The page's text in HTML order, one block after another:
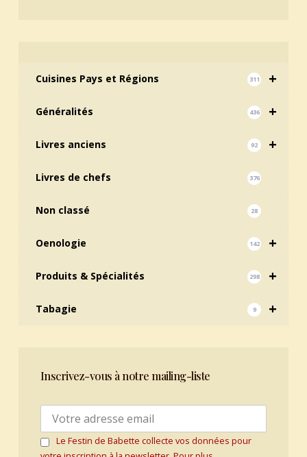
+
Cuisines Pays et Régions 311
+
Généralités 436
+
Livres anciens 92
Livres de chefs 376
Non classé 28
+
Oenologie 142
+
Produits & Spécialités 298
+
Tabagie 9
Inscrivez-vous à notre mailing-liste
Le Festin de Babette collecte vos données pour